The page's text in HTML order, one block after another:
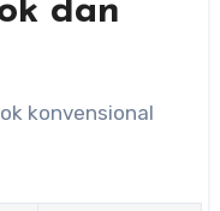
dan
konvensional